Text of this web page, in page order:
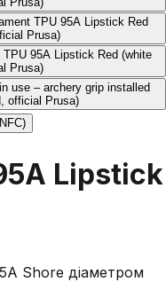
Lipstick
Shore діаметром